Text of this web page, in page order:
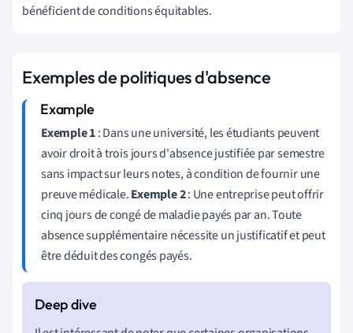
bénéficient de conditions équitables.
Exemples de politiques d'absence
Exemple 1: Dans une université, les étudiants peuvent
avoir droit à trois jours d'absence justifiée par semestre
sans impact sur leurs notes, à condition de fournir une
preuve médicale.Exemple 2: Une entreprise peut offrir
cinq jours de congé de maladie payés par an. Toute
absence supplémentaire nécessite un justificatif et peut
être déduit des congés payés.